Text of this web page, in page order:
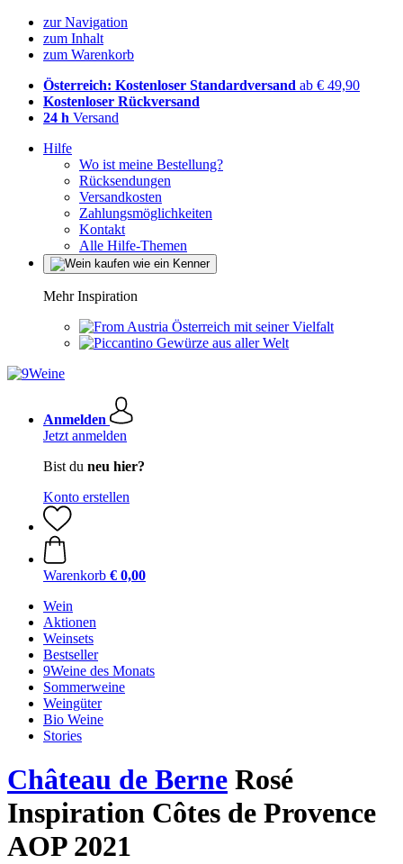
zur Navigation
zum Inhalt
zum Warenkorb
Österreich: Kostenloser Standardversand ab € 49,90
Kostenloser Rückversand
24 h Versand
Hilfe
Wo ist meine Bestellung?
Rücksendungen
Versandkosten
Zahlungsmöglichkeiten
Kontakt
Alle Hilfe-Themen
Mehr Inspiration
Österreich mit seiner Vielfalt
Gewürze aus aller Welt
Anmelden
Jetzt anmelden
Bist du neu hier?
Konto erstellen
Warenkorb € 0,00
Wein
Aktionen
Weinsets
Bestseller
9Weine des Monats
Sommerweine
Weingüter
Bio Weine
Stories
Château de Berne Rosé
Inspiration Côtes de Provence
AOP 2021